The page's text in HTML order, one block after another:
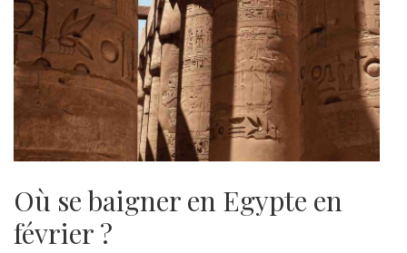
Où se baigner en Egypte en
février ?